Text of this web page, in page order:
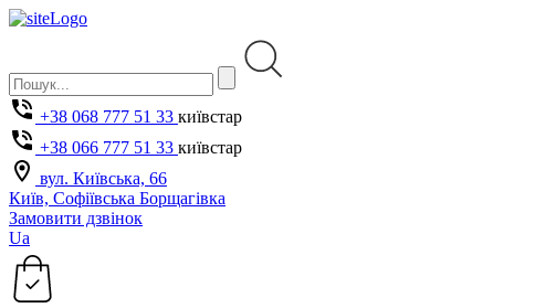
+38 068 777 51 33 київстар
+38 066 777 51 33 київстар
вул. Київська, 66
Київ, Софіївська Борщагівка
Замовити дзвінок
Ua